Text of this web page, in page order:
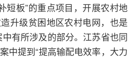
短板”的重点项目，开展农村地
升级贫困地区农村电网，也是
有所涉及的部分。江苏省也同
中提到“提高输配电效率，大力